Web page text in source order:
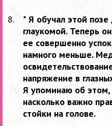
* Я обучал этой
глаукомой. Теперь
ее совершенно
намного меньше.
напряжение в
Я упоминаю об этом,
насколько важно
стойки на голове.